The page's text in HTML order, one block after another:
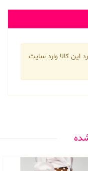
کالا وارد سایت